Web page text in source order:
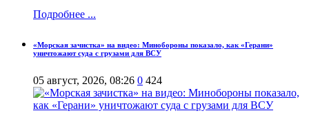
Подробнее ...
«Морская зачистка» на видео: Минобороны показало, как «Герани»
уничтожают суда с грузами для ВСУ
05 август, 2026, 08:26 0 424